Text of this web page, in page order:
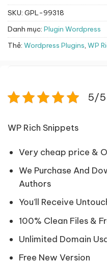
SKU: GPL-99318
Danh mục: Plugin Wordpress
Thẻ: Wordpress Plugins, WP
5/5
WP Rich Snippets
Very cheap price &
We Purchase And
Authors
You’ll Receive
100% Clean Files &
Unlimited Domain
Free New Version